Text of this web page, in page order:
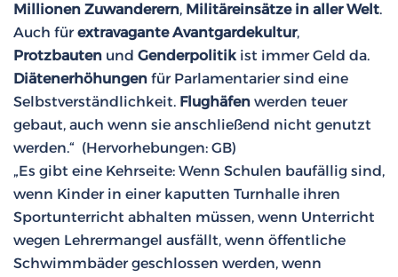
Millionen Zuwanderern, Militäreinsätze in aller Welt.
Auch fürextravagante Avantgardekultur,
Protzbauten und Genderpolitik ist immer Geld da.
Diätenerhöhungen für Parlamentarier sind eine
Selbstverständlichkeit. Flughäfen werden teuer
gebaut, auch wenn sie anschließend nicht genutzt
werden.“ (Hervorhebungen: GB)
„Es gibt eine Kehrseite: Wenn Schulen baufällig sind,
wenn Kinder in einer kaputten Turnhalle ihren
Sportunterricht abhalten müssen, wenn Unterricht
wegen Lehrermangel ausfällt, wenn öffentliche
Schwimmbäder geschlossen werden, wenn